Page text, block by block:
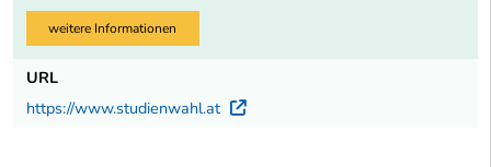
weitere Informationen
URL
https://www.studienwahl.at
Externer Link